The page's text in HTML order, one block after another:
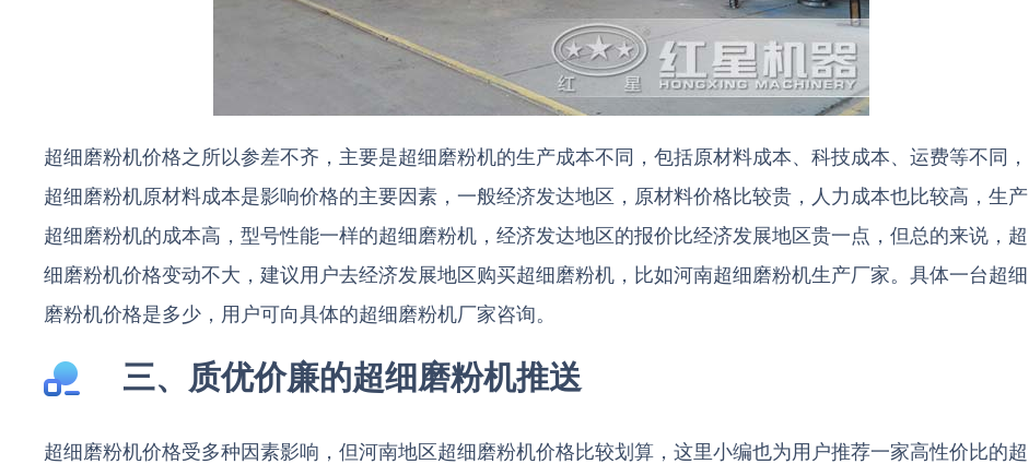
超细磨粉机价格之所以参差不齐，主要是超细磨粉机的生产成本不同，包括原材料成本、科技成本、运费等不同，
超细磨粉机原材料成本是影响价格的主要因素，一般经济发达地区，原材料价格比较贵，人力成本也比较高，生产
超细磨粉机的成本高，型号性能一样的超细磨粉机，经济发达地区的报价比经济发展地区贵一点，但总的来说，超
细磨粉机价格变动不大，建议用户去经济发展地区购买超细磨粉机，比如河南超细磨粉机生产厂家。具体一台超细
磨粉机价格是多少，用户可向具体的超细磨粉机厂家咨询。
三、质优价廉的超细磨粉机推送
超细磨粉机价格受多种因素影响，但河南地区超细磨粉机价格比较划算，这里小编也为用户推荐一家高性价比的超